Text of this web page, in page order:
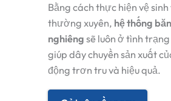
Bằng cách thực hiện vệ
thường xuyên, hệ thống
nghiêng sẽ luôn ở tình
giúp dây chuyền sản xuất
động trơn tru và hiệu quả.